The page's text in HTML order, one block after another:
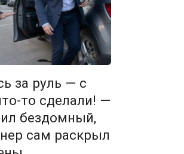
за руль — с
то сделали! —
бездомный,
сам раскрыл